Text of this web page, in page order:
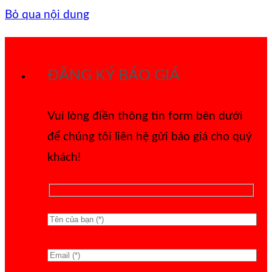
Bỏ qua nội dung
ĐĂNG KÝ BÁO GIÁ
Vui lòng điền thông tin form bên dưới
để chúng tôi liên hệ gửi báo giá cho quý
khách!